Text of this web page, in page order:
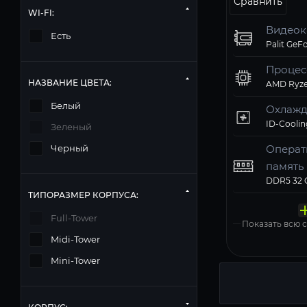
AMD
память
Windows
Показать всю
WI-FI:
Есть
НАЗВАНИЕ ЦВЕТА:
Белый
Зеленый
Черный
ТИПОРАЗМЕР КОРПУСА:
Full-Tower
Midi-Tower
Mini-Tower